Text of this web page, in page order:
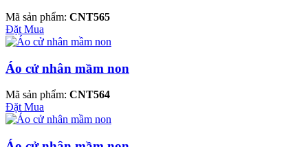
Mã sản phẩm: CNT565
Đặt Mua
Áo cử nhân mầm non
Mã sản phẩm: CNT564
Đặt Mua